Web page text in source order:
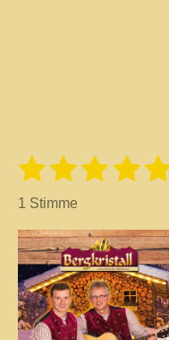
B
e
r
t
u
n
1
S
t
e
r
n
2
S
t
e
r
n
3
t
e
r
n
4
t
e
r
n
5
t
e
r
n
1 Stimme